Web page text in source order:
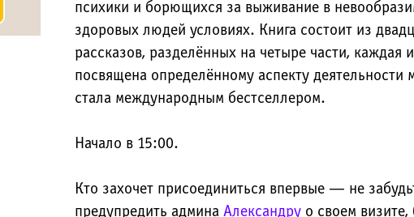
психики и борющихся за выживание в
здоровых людей условиях. Книга состоит из
рассказов, разделённых на четыре части, каждая
посвящена определённому аспекту деятельности
стала международным бестселлером.
Начало в 15:00.
Кто захочет присоединиться впервые — не
предупредить админа Александру о своем